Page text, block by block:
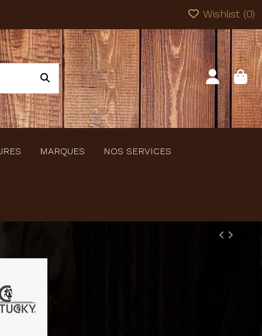
Wishlist (0)
MARQUES NOS SERVICES